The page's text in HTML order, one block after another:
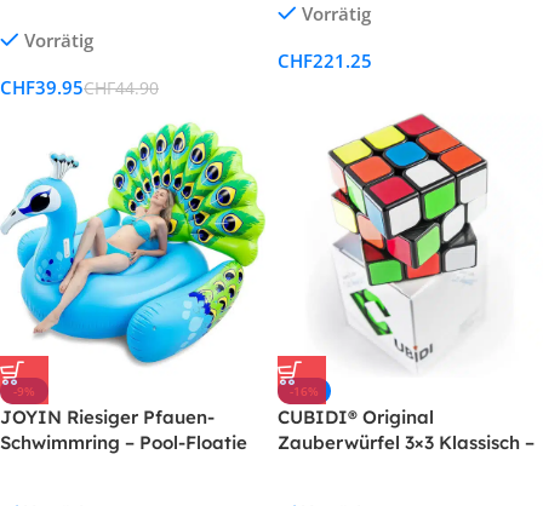
Vorrätig
CHF39.95CHF44.90
Vorrätig
CHF221.25
-9%
JOYIN Riesiger Pfauen-
Schwimmring – Pool-Floatie
-16%
CUBIDI® Original
Zauberwürfel 3×3 Klassisch –